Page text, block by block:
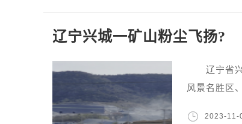
辽宁兴城一矿山粉尘飞扬?
辽宁省兴
风景名胜区
2023-11-